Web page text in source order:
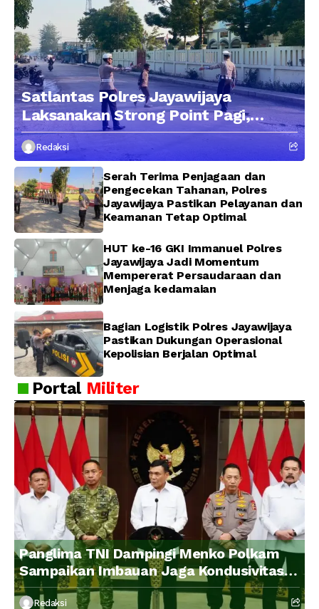
Satlantas Polres Jayawijaya
Laksanakan Strong Point Pagi,
Edukasi Pengendara dengan
Pendekatan Humanis
Redaksi
Serah Terima Penjagaan dan
Pengecekan Tahanan, Polres
Jayawijaya Pastikan Pelayanan dan
Keamanan Tetap Optimal
HUT ke-16 GKI Immanuel Polres
Jayawijaya Jadi Momentum
Mempererat Persaudaraan dan
Menjaga kedamaian
Bagian Logistik Polres Jayawijaya
Pastikan Dukungan Operasional
Kepolisian Berjalan Optimal
Portal Militer
Panglima TNI Dampingi Menko Polkam
Sampaikan Imbauan Jaga Kondusivitas
Bangsa
Redaksi